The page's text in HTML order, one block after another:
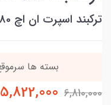
ترکبند اسپرت ان اچ 180 ترک بند ان اچ
خریدتو به5میلیون
6,810,000
5,822,000